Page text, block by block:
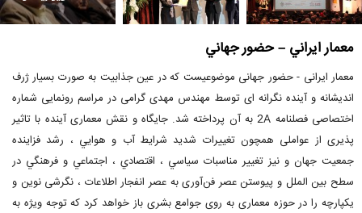
معمار ايراني – حضور جهاني
معمار ایرانی - حضور جهانی موضوعیست که در عین جذابیت به صورت بسیار ژرف
اندیشانه و آینده نگرانه ای توسط مهندس مهدی گرامی در مراسم رونمایی شماره
اختصاصی فصلنامه 2A به آن پرداخته شد. جایگاه و نقش معماری آینده با تاثیر
پذیری از عواملی همچون تغييرات شديد شرايط آب و هوايي ، رشد فزاينده
جمعيت جهان و نيز تغيير مناسبات سياسي ، اقتصادي ، اجتماعي و فرهنگي در
سطح بين الملل و پيوستن عصر فن‌آوری به عصر انفجار اطلاعات ، نگرشی نوین و
یکپارچه را در حوزه معماری به روی جوامع بشری باز خواهد کرد که توجه ویژه به